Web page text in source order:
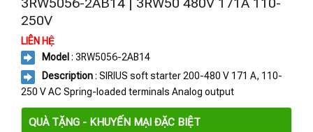
250V
LIÊN HỆ
Model : 3RW5056-2AB14
Description: SIRIUS soft starter 200-480 V 171 A, 110-
250 V AC Spring-loaded terminals Analog output
QUÀ TẶNG - KHUYẾN MẠI ĐẶC BIỆT